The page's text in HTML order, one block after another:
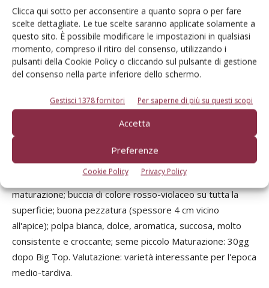
Clicca qui sotto per acconsentire a quanto sopra o per fare
scelte dettagliate. Le tue scelte saranno applicate solamente a
questo sito. È possibile modificare le impostazioni in qualsiasi
momento, compreso il ritiro del consenso, utilizzando i
pulsanti della Cookie Policy o cliccando sul pulsante di gestione
del consenso nella parte inferiore dello schermo.
Gestisci 1378 fornitori Per saperne di più su questi scopi
Accetta
Preferenze
Cookie Policy Privacy Policy
di gestione; fioritura medio-tardiva; fiore rosaceo. Frutto:
colore attraente, rosa intenso-rosso, di buona pezzatura
(spessore 4 cm); polpa bianca, dolce, succosa, molto
consistente, quasi croccante; seme piccolo. Maturazione:
+20gg rispetto a Big Top (8 luglio a Badajoz). Valutazione:
Plane Star
Albero: di media vigoria, con portamento aperto; basso
costo di produzione; fioritura intermedia, fiore rosaceo,
resistente al freddo. Frutto: di bella forma e colore, con
caratteristiche simili a Sweet Cap, cui segue nella
maturazione; buccia di colore rosso-violaceo su tutta la
superficie; buona pezzatura (spessore 4 cm vicino
all'apice); polpa bianca, dolce, aromatica, succosa, molto
consistente e croccante; seme piccolo Maturazione: 30gg
dopo Big Top. Valutazione: varietà interessante per l'epoca
medio-tardiva.